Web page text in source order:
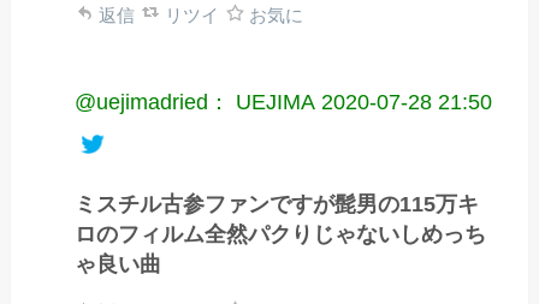
返信 リツイ お気に
@uejimadried： UEJIMA 2020-07-28 21:50
ミスチル古参ファンですが髭男の115万キ
ロのフィルム全然パクりじゃないしめっち
ゃ良い曲